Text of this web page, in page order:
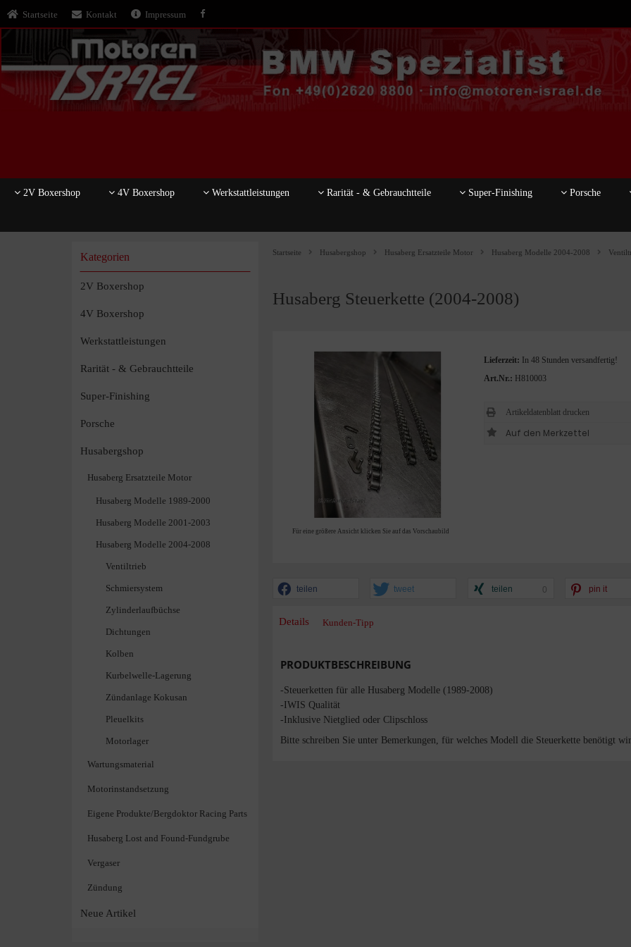
Startseite Kontakt Impressum
2V Boxershop 4V Boxershop Werkstattleistungen Rarität - & Gebrauchtteile Super-Finishing Porsche
Startseite Husabergshop Husaberg Ersatzteile Motor Husaberg Modelle 2004-2008
Husaberg Steuerkette (2004-2008)
Für eine größere Ansicht klicken Sie auf das Vorschaubild
Lieferzeit:
In 48 Stunden versandfertig!
Art.Nr.: H810003
Artikeldatenblatt drucken
teilen tweet teilen 0 pin it
Details Kunden-Tipp
PRODUKTBESCHREIBUNG
-Steuerketten für alle Husaberg Modelle (1989-2008)
-IWIS Qualität
-Inklusive Nietglied oder Clipschloss
Bitte schreiben Sie unter Bemerkungen, für welches Modell die Steuerkette benötigt
Kategorien
2V Boxershop
4V Boxershop
Werkstattleistungen
Rarität - & Gebrauchtteile
Super-Finishing
Porsche
Husabergshop
Husaberg Ersatzteile Motor
Husaberg Modelle 1989-2000
Husaberg Modelle 2001-2003
Husaberg Modelle 2004-2008
Ventiltrieb
Schmiersystem
Zylinderlaufbüchse
Dichtungen
Kolben
Kurbelwelle-Lagerung
Zündanlage Kokusan
Pleuelkits
Motorlager
Wartungsmaterial
Motorinstandsetzung
Eigene Produkte/Bergdoktor Racing Parts
Husaberg Lost and Found-Fundgrube
Vergaser
Zündung
Neue Artikel